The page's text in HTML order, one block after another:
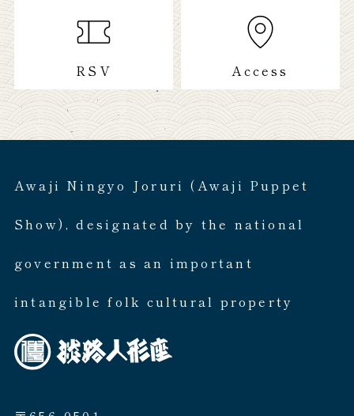
RSV Access
Awaji Ningyo Joruri (Awaji Puppet
Show), designated by the national
government as an important
intangible folk cultural property